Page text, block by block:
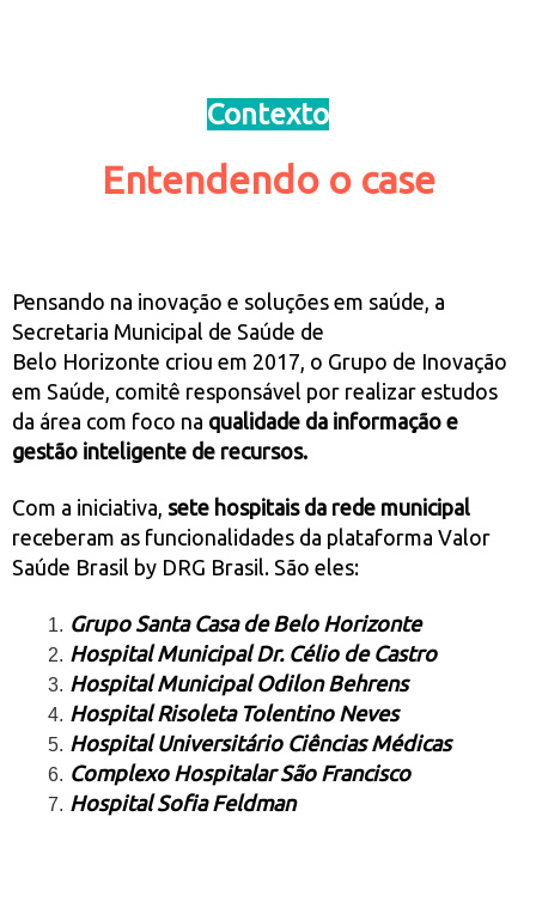
Contexto
Entendendo o case
Pensando na inovação e soluções em saúde, a
Secretaria Municipal de Saúde de
Belo Horizonte criou em 2017, o Grupo de Inovação
em Saúde, comitê responsável por realizar estudos
da área com foco na qualidade da informação e
gestão inteligente de recursos.
Com a iniciativa, sete hospitais da rede municipal
receberam as funcionalidades da plataforma Valor
Saúde Brasil by DRG Brasil. São eles:
Grupo Santa Casa de Belo Horizonte
Hospital Municipal Dr. Célio de Castro
Hospital Municipal Odilon Behrens
Hospital Risoleta Tolentino Neves
Hospital Universitário Ciências Médicas
Complexo Hospitalar São Francisco
Hospital Sofia Feldman